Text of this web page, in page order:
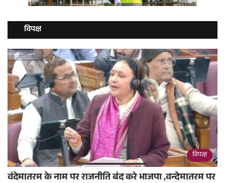
विपक्ष
विपक्ष
वंदेमातरम के नाम पर राजनीति बंद करे भाजपा ,वन्देमातरम पर